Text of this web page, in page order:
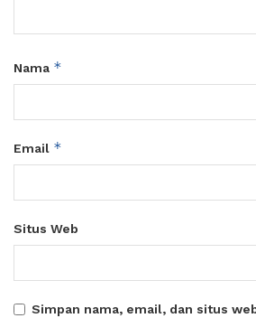
Nama *
Email *
Situs Web
Simpan nama, email, dan situs